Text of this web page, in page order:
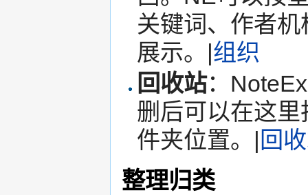
关键词、作者
展示。|组织
回收站：
删后可以在这
件夹位置。| 回
整理归类